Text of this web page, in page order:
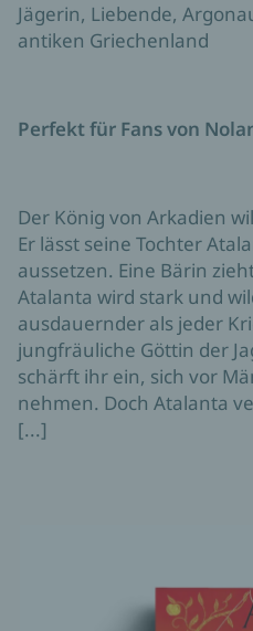
Jägerin, Liebende,
antiken Griechenland
Perfekt für Fans von
Der König von Arkadien
Er lässt seine Tochter
aussetzen. Eine Bärin
Atalanta wird stark und
ausdauernder als jeder
jungfräuliche Göttin der
schärft ihr ein, sich vor
nehmen. Doch Atalanta
[...]